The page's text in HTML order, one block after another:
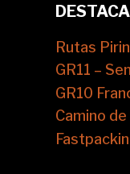
Rutas
GR11 –
GR10
Camino